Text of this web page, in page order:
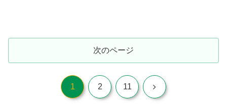
次のページ
1 2 11 次